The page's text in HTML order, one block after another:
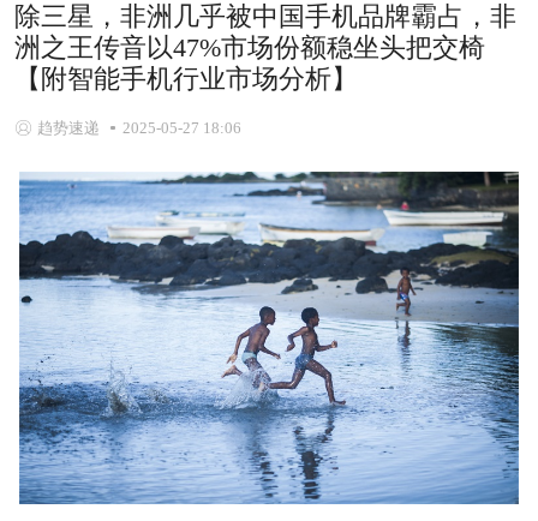
除三星，非洲几乎被中国手机品牌霸占，非
洲之王传音以47%市场份额稳坐头把交椅
【附智能手机行业市场分析】
趋势速递 2025-05-27 18:06